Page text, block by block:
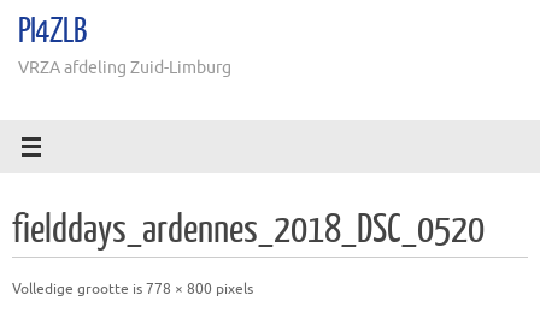
naarPI4ZLB
VRZA afdeling Zuid-Limburg
fielddays_ardennes_2018_DSC_0520
Volledige grootte is778 × 800 pixels